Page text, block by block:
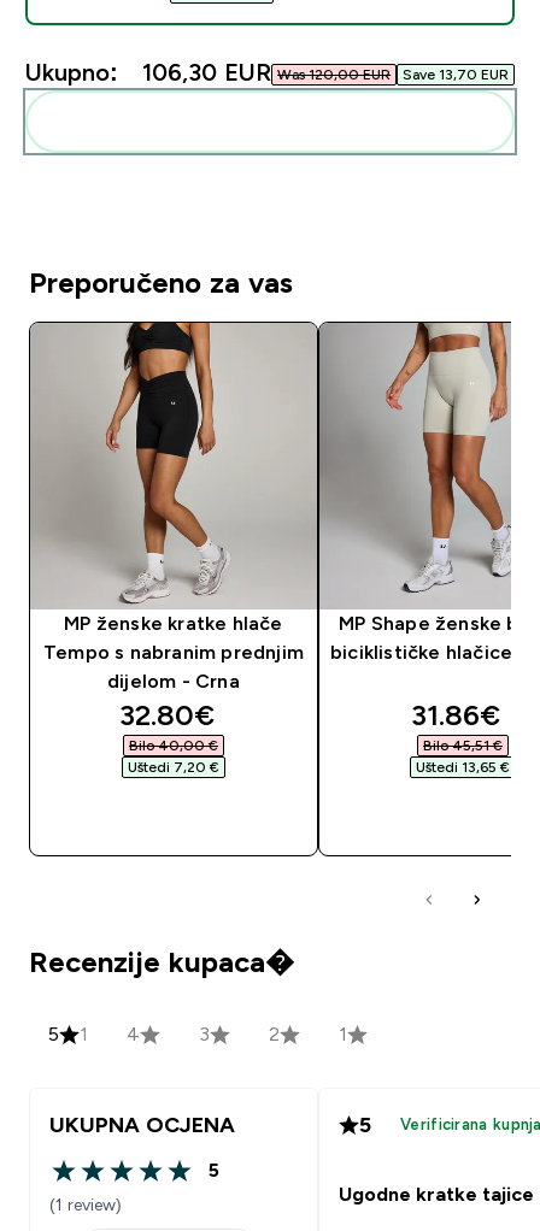
Ukupno: 106,30 EUR‎ Was 120,00 EUR‎ Save 13,70 EUR‎
Preporučeno za vas
MP ženske kratke hlače
Tempo s nabranim prednjim
dijelom - Crna
discounted price
32.80€‎
Bilo 40,00 €‎
Uštedi 7,20 €‎
MP Shape ženske
biciklističke hlačice –
31.86€‎
Bilo 45,51 €‎
Uštedi 13,65 €‎
Recenzije kupaca�
5 1 4 3 2 1
UKUPNA OCJENA
5 out of 5 stars
5
(1 review)
5 Verificirana
Ugodne kratke tajice